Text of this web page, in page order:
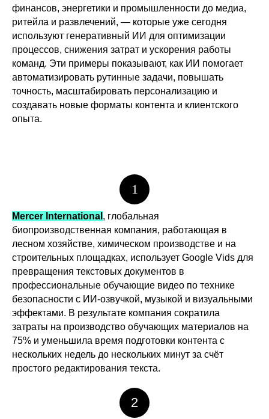
финансов, энергетики и промышленности до медиа,
ритейла и развлечений, — которые уже сегодня
используют генеративный ИИ для оптимизации
процессов, снижения затрат и ускорения работы
команд. Эти примеры показывают, как ИИ помогает
автоматизировать рутинные задачи, повышать
точность, масштабировать персонализацию и
создавать новые форматы контента и клиентского
опыта.
1
Mercer International , глобальная
биопроизводственная компания, работающая в
лесном хозяйстве, химическом производстве и на
строительных площадках, использует Google Vids для
превращения текстовых документов в
профессиональные обучающие видео по технике
безопасности с ИИ-озвучкой, музыкой и визуальными
эффектами. В результате компания сократила
затраты на производство обучающих материалов на
75% и уменьшила время подготовки контента с
нескольких недель до нескольких минут за счёт
простого редактирования текста.
2